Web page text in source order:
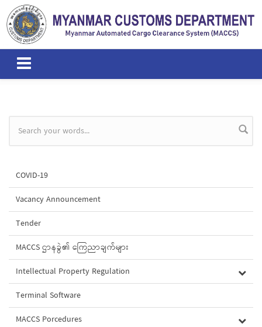
Skip to main content
Search form
COVID-19
Vacancy Announcement
Tender
MACCS ဌာနခွဲ၏ ကြေညာချက်များ
Intellectual Property Regulation
Terminal Software
MACCS Porcedures